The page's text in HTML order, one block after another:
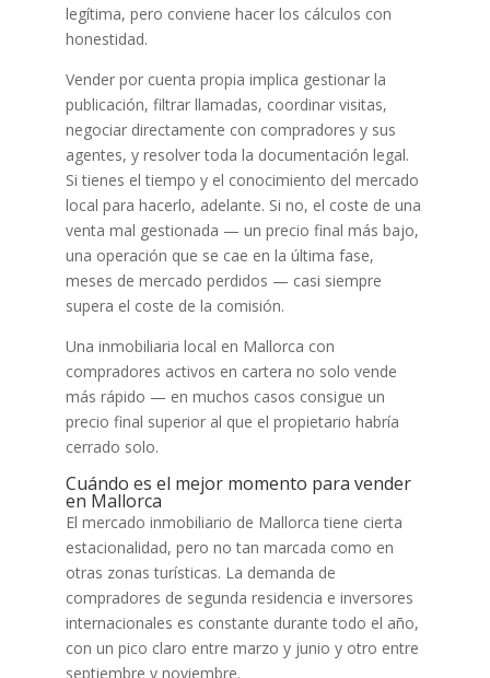
legítima, pero conviene hacer los cálculos con
honestidad.
Vender por cuenta propia implica gestionar la
publicación, filtrar llamadas, coordinar visitas,
negociar directamente con compradores y sus
agentes, y resolver toda la documentación legal.
Si tienes el tiempo y el conocimiento del mercado
local para hacerlo, adelante. Si no, el coste de una
venta mal gestionada — un precio final más bajo,
una operación que se cae en la última fase,
meses de mercado perdidos — casi siempre
supera el coste de la comisión.
Una inmobiliaria local en Mallorca con
compradores activos en cartera no solo vende
más rápido — en muchos casos consigue un
precio final superior al que el propietario habría
cerrado solo.
Cuándo es el mejor momento para vender
en Mallorca
El mercado inmobiliario de Mallorca tiene cierta
estacionalidad, pero no tan marcada como en
otras zonas turísticas. La demanda de
compradores de segunda residencia e inversores
internacionales es constante durante todo el año,
con un pico claro entre marzo y junio y otro entre
septiembre y noviembre.